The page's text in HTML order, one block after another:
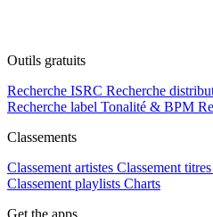
Outils gratuits
Recherche ISRC Recherche
Recherche label Tonalité & BPM
Classements
Classement artistes Classement titres
Classement playlists Charts